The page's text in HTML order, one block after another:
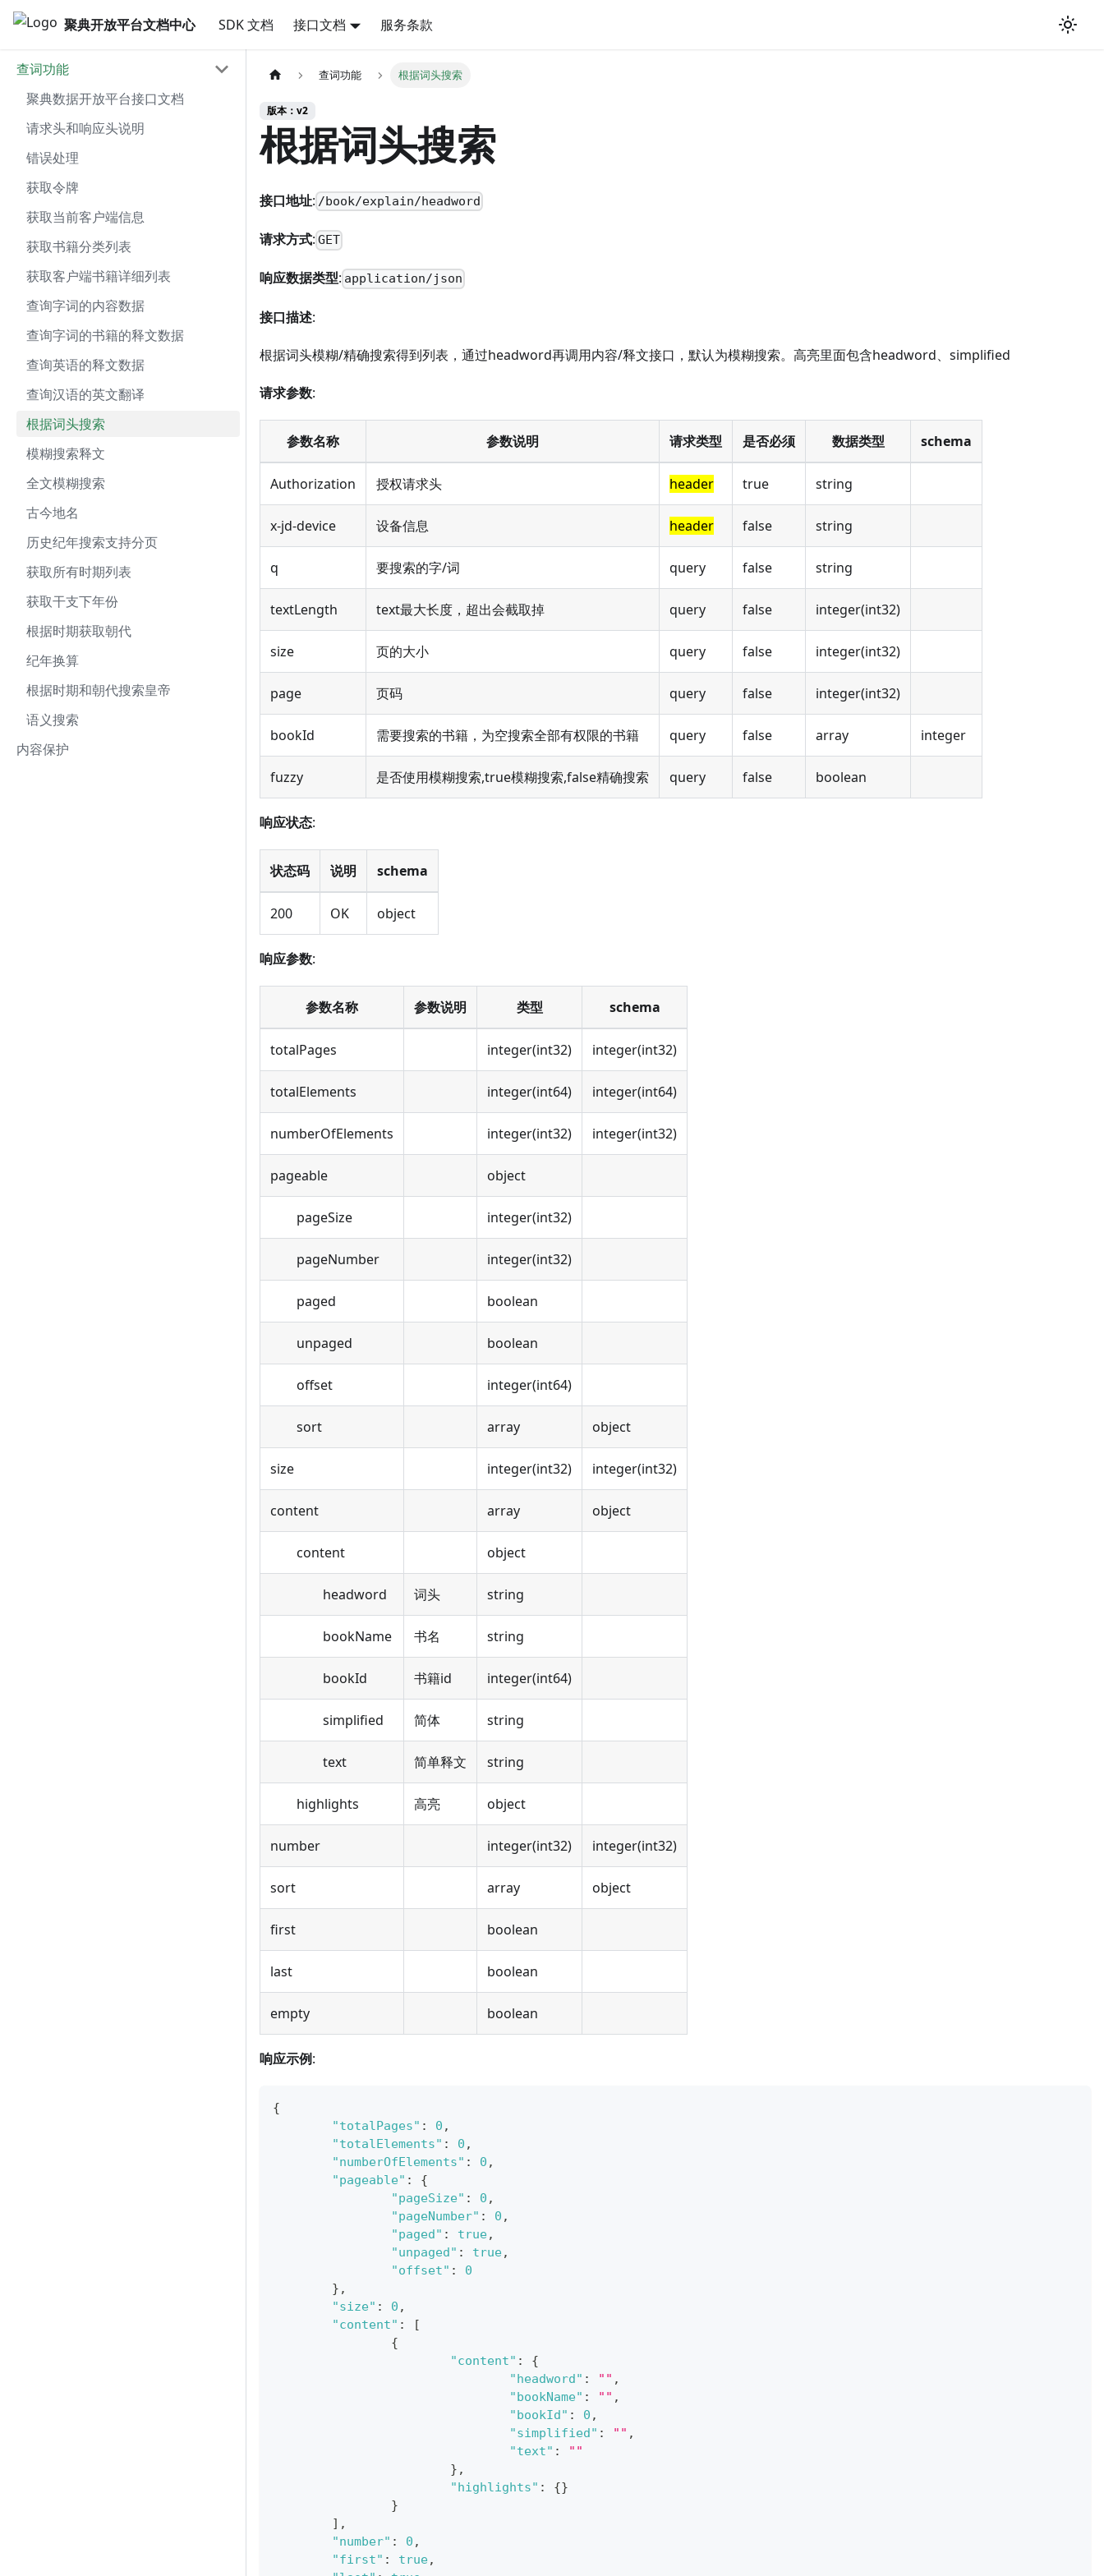
聚典开放平台文档中心 SDK 文档 接口文档 服务条款
查词功能
聚典数据开放平台接口文档
请求头和响应头说明
错误处理
获取令牌
获取当前客户端信息
获取书籍分类列表
获取客户端书籍详细列表
查询字词的内容数据
查询字词的书籍的释文数据
查询英语的释文数据
查询汉语的英文翻译
根据词头搜索
模糊搜索释文
全文模糊搜索
古今地名
历史纪年搜索支持分页
获取所有时期列表
获取干支下年份
根据时期获取朝代
纪年换算
根据时期和朝代搜索皇帝
语义搜索
内容保护
查词功能 根据词头搜索
版本：v2
根据词头搜索
接口地址: /book/explain/headword
请求方式: GET
响应数据类型: application/json
接口描述:
根据词头模糊/精确搜索得到列表，通过headword再调用内容/释文接口，默认为模糊搜索。高亮里面包含headword、simplified
请求参数:
参数名称 参数说明 请求类型 是否必须 数据类型 schema
Authorization 授权请求头 header true string
x-jd-device 设备信息 header false string
q 要搜索的字/词 query false string
textLength text最大长度，超出会截取掉 query false integer(int32)
size 页的大小 query false integer(int32)
page 页码 query false integer(int32)
bookId 需要搜索的书籍，为空搜索全部有权限的书籍 query false array integer
fuzzy 是否使用模糊搜索,true模糊搜索,false精确搜索 query false boolean
响应状态:
状态码 说明 schema
200 OK object
响应参数:
参数名称 参数说明 类型 schema
totalPages integer(int32) integer(int32)
totalElements integer(int64) integer(int64)
numberOfElements integer(int32) integer(int32)
pageable object
pageSize integer(int32)
pageNumber integer(int32)
paged boolean
unpaged boolean
offset integer(int64)
sort array object
size integer(int32) integer(int32)
content array object
content object
headword 词头 string
bookName 书名 string
bookId 书籍id integer(int64)
simplified 简体 string
text 简单释文 string
highlights 高亮 object
number integer(int32) integer(int32)
sort array object
first boolean
last boolean
empty boolean
响应示例:
{
"totalPages" : 0 ,
"totalElements" : 0 ,
"numberOfElements" : 0 ,
"pageable" :
{
"pageSize" : 0 ,
"pageNumber" : 0 ,
"paged" : true,
"unpaged" : true,
"offset" :
0
} ,
"size" : 0 ,
"content" :
[
{
"content" :
{
"headword" : "" ,
"bookName" : "" ,
"bookId" : 0 ,
"simplified" : "" ,
"text" :
""
} ,
"highlights" : {}
}
] ,
"number" : 0 ,
"first" : true,